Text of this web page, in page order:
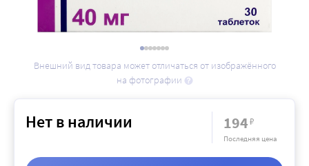
Внешний вид товара может отличаться от изображённого
на фотографии
Нет в наличии 194₽
Последняя цена